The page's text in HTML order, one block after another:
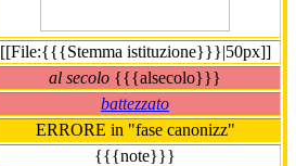
[[File:{{{Stemma istituzione}}}|50px]]
al secolo {{{alsecolo}}}
battezzato
ERRORE in "fase canonizz"
{{{note}}}